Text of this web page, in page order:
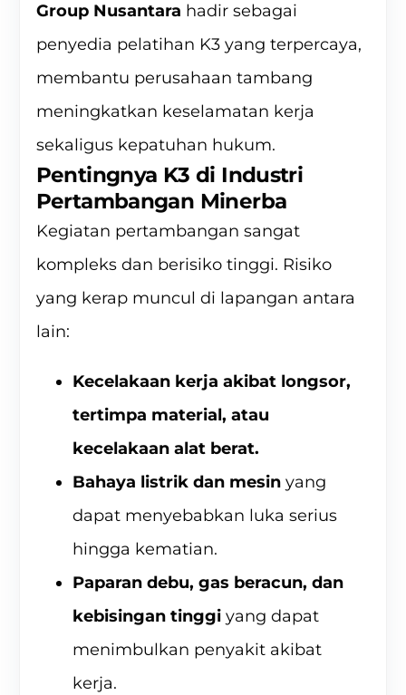
Group Nusantara hadir sebagai
penyedia pelatihan K3 yang terpercaya,
membantu perusahaan tambang
meningkatkan keselamatan kerja
sekaligus kepatuhan hukum.
Pentingnya K3 di Industri
Pertambangan Minerba
Kegiatan pertambangan sangat
kompleks dan berisiko tinggi. Risiko
yang kerap muncul di lapangan antara
lain:
Kecelakaan kerja akibat longsor,
tertimpa material, atau
kecelakaan alat berat.
Bahaya listrik dan mesinyang
dapat menyebabkan luka serius
hingga kematian.
Paparan debu, gas beracun, dan
kebisingan tinggiyang dapat
menimbulkan penyakit akibat
kerja.